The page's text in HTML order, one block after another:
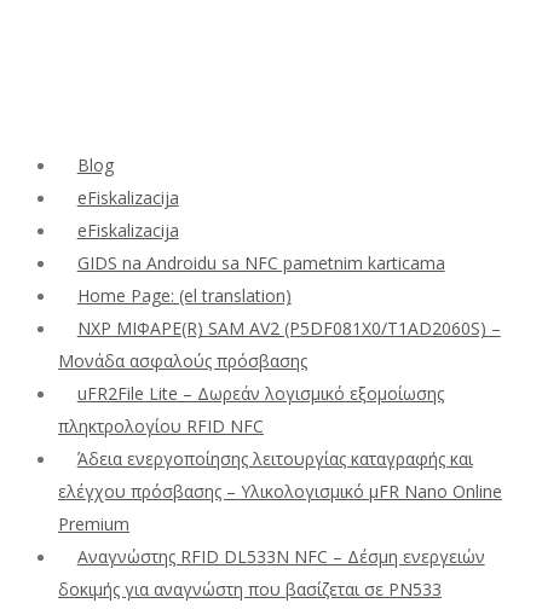
Blog
eFiskalizacija
eFiskalizacija
GIDS na Androidu sa NFC pametnim karticama
Home Page: (el translation)
NXP ΜΙΦΑΡΕ(R) SAM AV2 (P5DF081X0/T1AD2060S) –
Μονάδα ασφαλούς πρόσβασης
uFR2File Lite – Δωρεάν λογισμικό εξομοίωσης
πληκτρολογίου RFID NFC
Άδεια ενεργοποίησης λειτουργίας καταγραφής και
ελέγχου πρόσβασης – Υλικολογισμικό μFR Nano Online
Premium
Αναγνώστης RFID DL533N NFC – Δέσμη ενεργειών
δοκιμής για αναγνώστη που βασίζεται σε PN533